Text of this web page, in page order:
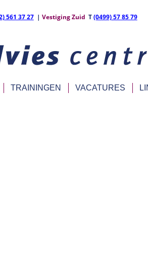
561 37 27| Vestiging Zuid T(0499) 57 85 79
TRAININGEN VACATURES
wilt managen, heeft u betrouwbare
moet u stellen? Hoe controleert u
dit soort zaken geen zorgen te maken. Wij
aan: